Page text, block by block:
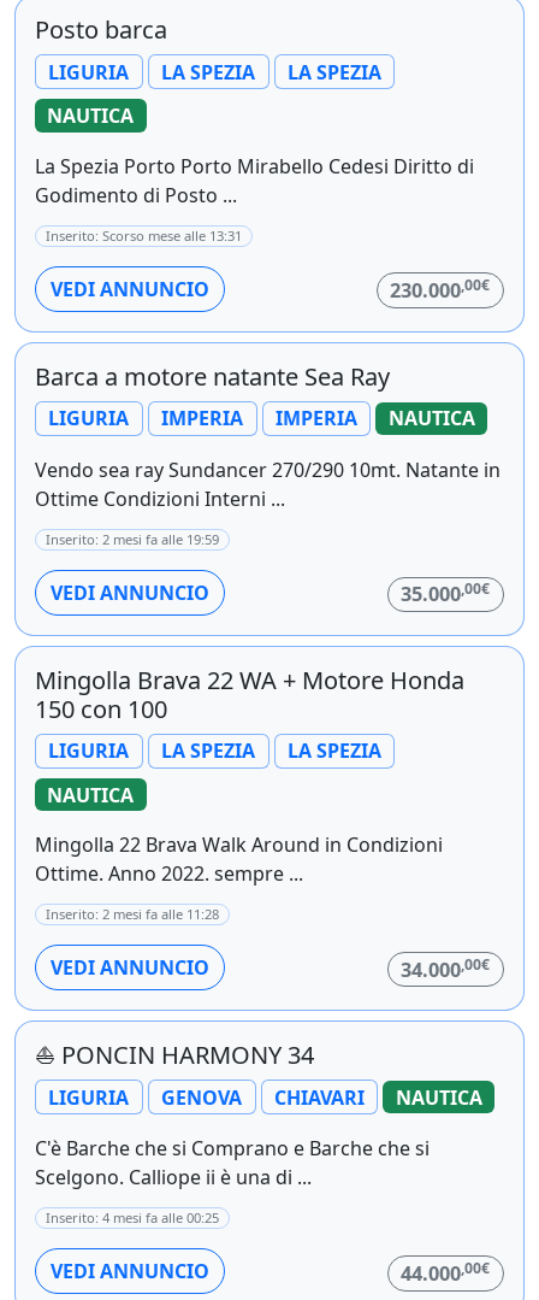
Posto barca
LIGURIA LA SPEZIA
LA SPEZIA
NAUTICA
La Spezia Porto Porto Mirabello Cedesi Diritto di
Godimento di Posto ...
Inserito: Scorso mese alle 13:31
VEDI ANNUNCIO 230.000,00€
Barca a motore natante Sea Ray
LIGURIA IMPERIA IMPERIA
NAUTICA
Vendo sea ray Sundancer 270/290 10mt. Natante in
Ottime Condizioni Interni ...
Inserito: 2 mesi fa alle 19:59
VEDI ANNUNCIO 35.000,00€
Mingolla Brava 22 WA + Motore Honda
150 con 100
LIGURIA LA SPEZIA
LA SPEZIA
NAUTICA
Mingolla 22 Brava Walk Around in Condizioni
Ottime. Anno 2022. sempre ...
Inserito: 2 mesi fa alle 11:28
VEDI ANNUNCIO 34.000,00€
⛵ PONCIN HARMONY 34
LIGURIA GENOVA CHIAVARI
NAUTICA
C'è Barche che si Comprano e Barche che si
Scelgono. Calliope ii è una di ...
Inserito: 4 mesi fa alle 00:25
VEDI ANNUNCIO 44.000,00€